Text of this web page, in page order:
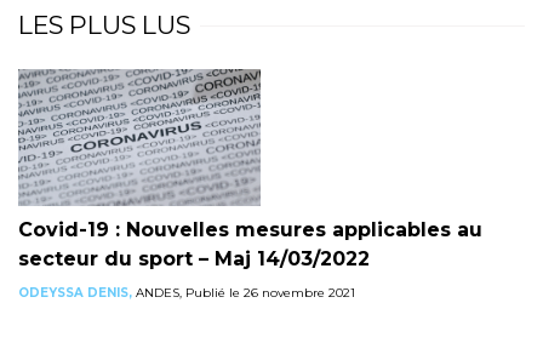
LES PLUS LUS
Covid-19 : Nouvelles mesures applicables au
secteur du sport – Maj 14/03/2022
ODEYSSA DENIS, ANDES, Publié le 26 novembre 2021